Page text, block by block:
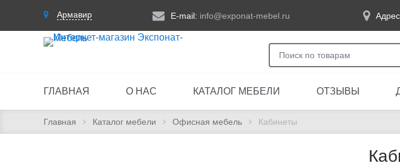
Армавир E-mail: info@exponat-mebel.ru
ГЛАВНАЯ О НАС КАТАЛОГ МЕБЕЛИ ОТЗЫВЫ
Главная Каталог мебели Офисная мебель Кабинеты